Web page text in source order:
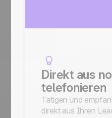
Direkt aus
telefonieren
Tätigen und
direkt aus Ihren